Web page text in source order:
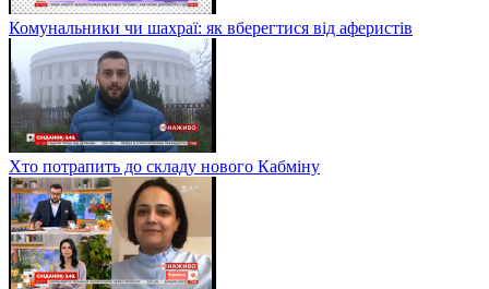
Комунальники чи шахраї: як вберегтися від аферистів
Хто потрапить до складу нового Кабміну